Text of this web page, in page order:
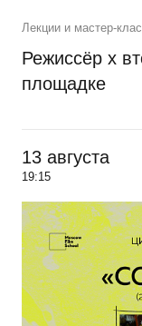
Лекции и мастер-
Режиссёр х
площадке
13 августа
19:15